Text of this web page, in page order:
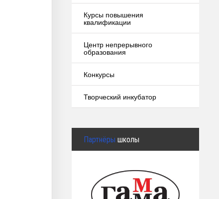
Курсы повышения
квалификации
Центр непрерывного
образования
Конкурсы
Творческий инкубатор
Партнёры школы